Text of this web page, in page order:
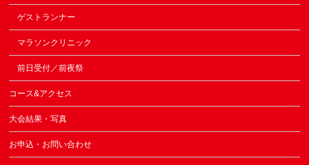
ゲストランナー
マラソンクリニック
前日受付／前夜祭
コース&アクセス
大会結果・写真
お申込・お問い合わせ